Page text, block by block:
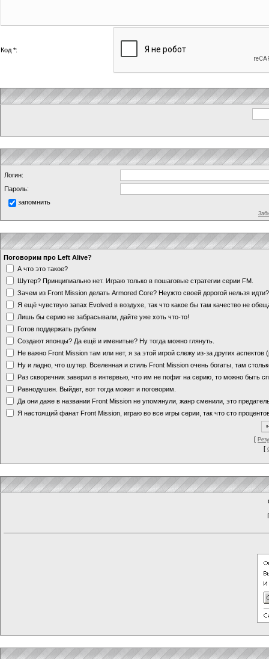
Код *:
Логин:
Пароль:
запомнить
Поговорим про Left Alive?
А что это такое?
Шутер? Принципиально нет. Играю только в пошаговые стратегии серии FM.
Зачем из Front Mission делать Armored Core? Неужто своей дорогой нельзя
Я ещё чувствую запах Evolved в воздухе, так что какое бы там качество не
Лишь бы серию не забрасывали, дайте уже хоть что-то!
Готов поддержать рублем
Создают японцы? Да ещё и именитые? Ну тогда можно глянуть.
Не важно Front Mission там или нет, я за этой игрой слежу из-за других аспектов
Ну и ладно, что шутер. Вселенная и стиль Front Mission очень богаты, там
Раз скворечник заверил в интервью, что им не пофиг на серию, то можно быть
Равнодушен. Выйдет, вот тогда может и поговорим.
Да они даже в названии Front Mission не упомянули, жанр сменили, это
Я настоящий фанат Front Mission, играю во все игры серии, так что сто
[
[